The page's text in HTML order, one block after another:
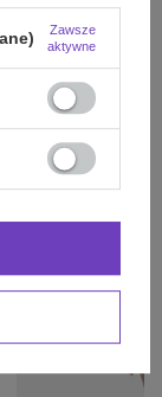
Zawsze
aktywne